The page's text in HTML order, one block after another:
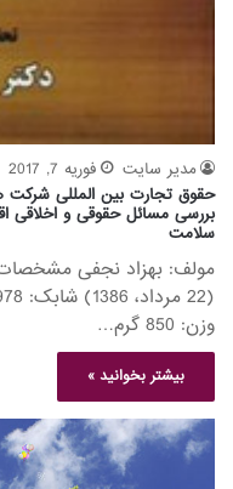
مدیر سایت فوریه 7, 2017
حقوق تجارت بین المللی شرکت
بررسی مسائل حقوقی و
سلامت
وزن: 850 گرم…
بیشتر بخوانید »